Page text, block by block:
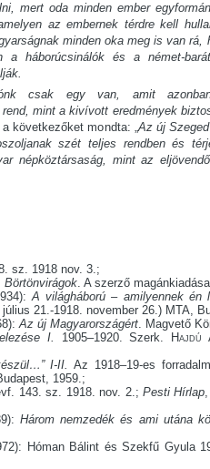
mert oda minden ember
az embernek térdre kell
minden oka meg is van rá,
a háborúcsinálók és a német-
csak egy van, amit
mint a kivívott eredmények
következőket mondta: „Az új
szét teljes rendben és
népköztársaság, mint az
sz. 1918 nov. 3.;
Börtönvirágok. A szerző
A világháború – amilyennek én
21.-1918. november 26.) MTA,
Az új Magyarországért. Magvető
I.
1905–1920. Szerk. Hajdú
I-II. Az 1918–19-es
1959.;
143. sz. 1918. nov. 2.; Pesti Hírlap
Három nemzedék és ami utána
Hóman Bálint és Szekfű Gyula